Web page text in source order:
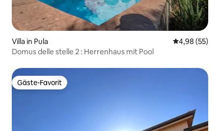
Villa in Pula
4,98 (55)
Domus delle stelle 2 : Herrenhaus mit Pool
Gäste-Favorit
Gäste-Favorit